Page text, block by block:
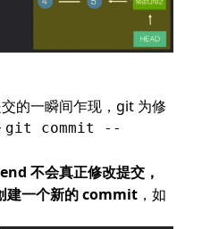
的一瞬间乍现，git 为修
git commit --
不会真正修改提交，
建一个新的 commit ，如